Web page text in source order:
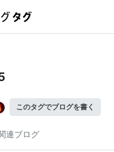
このタグでブログを書く
連ブログ